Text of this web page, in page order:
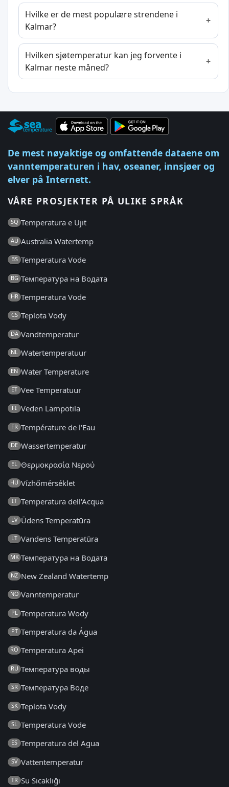
Hvilke er de mest populære strendene i
Kalmar?
Hvilken sjøtemperatur kan jeg forvente i
Kalmar neste måned?
De mest nøyaktige og omfattende dataene om
vanntemperaturen i hav, oseaner, innsjøer og
elver på Internett.
VÅRE PROSJEKTER PÅ ULIKE SPRÅK
SQ Temperatura e Ujit
AU Australia Watertemp
BS Temperatura Vode
BG Температура на Водата
HR Temperatura Vode
CS Teplota Vody
DA Vandtemperatur
NL Watertemperatuur
EN Water Temperature
ET Vee Temperatuur
FI Veden Lämpötila
FR Température de l'Eau
DE Wassertemperatur
EL Θερμοκρασία Νερού
HU Vízhőmérséklet
IT Temperatura dell'Acqua
LV Ūdens Temperatūra
LT Vandens Temperatūra
MK Температура на Водата
NZ New Zealand Watertemp
NO Vanntemperatur
PL Temperatura Wody
PT Temperatura da Água
RO Temperatura Apei
RU Температура воды
SR Температура Воде
SK Teplota Vody
SL Temperatura Vode
ES Temperatura del Agua
SV Vattentemperatur
TR Su Sıcaklığı